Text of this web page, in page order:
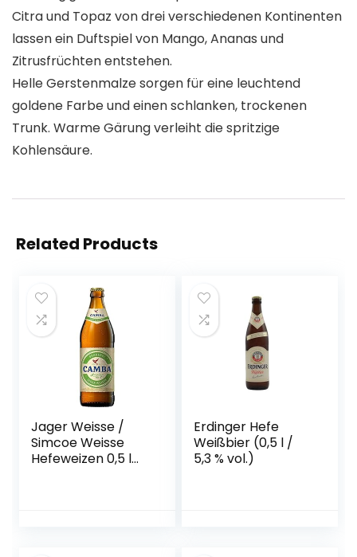
Citra und Topaz von drei verschiedenen Kontinenten
lassen ein Duftspiel von Mango, Ananas und
Zitrusfrüchten entstehen.
Helle Gerstenmalze sorgen für eine leuchtend
goldene Farbe und einen schlanken, trockenen
Trunk. Warme Gärung verleiht die spritzige
Kohlensäure.
Related Products
Jager Weisse /
Simcoe Weisse
Hefeweizen 0,5 l
Erdinger Hefe
Weißbier (0,5 l /
5,3 % vol.)